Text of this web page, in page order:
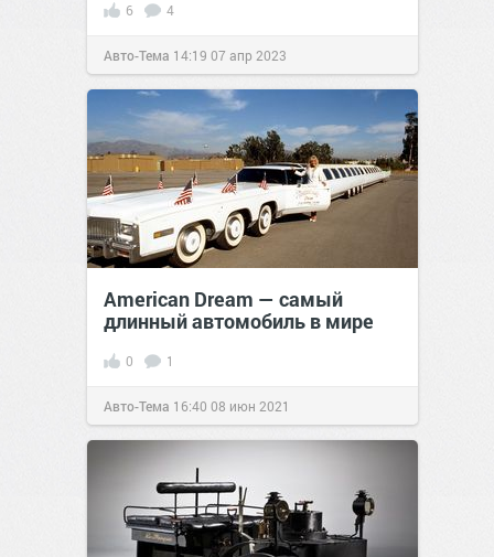
6 4
Авто-Тема 14:19 07 апр 2023
American Dream — самый
длинный автомобиль в мире
0 1
Авто-Тема 16:40 08 июн 2021